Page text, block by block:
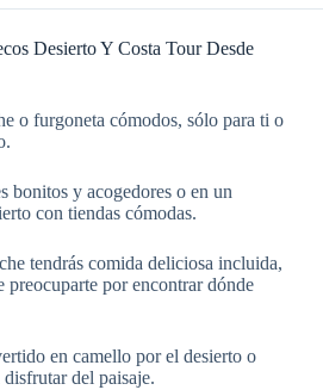
Desierto Y Costa Tour Desde
o furgoneta cómodos, sólo para ti o
bonitos y acogedores o en un
con tiendas cómodas.
tendrás comida deliciosa incluida,
preocuparte por encontrar dónde
en camello por el desierto o
del paisaje.